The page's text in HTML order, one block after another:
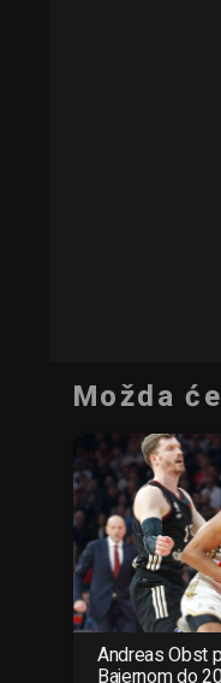
Možda
Andreas Obst
Bajernom do